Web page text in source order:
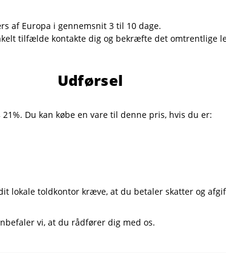
af Europa i gennemsnit 3 til 10 dage.
tilfælde kontakte dig og bekræfte det omtrentlige
Udførsel
Du kan købe en vare til denne pris, hvis du er:
lokale toldkontor kræve, at du betaler skatter og
vi, at du rådfører dig med os.